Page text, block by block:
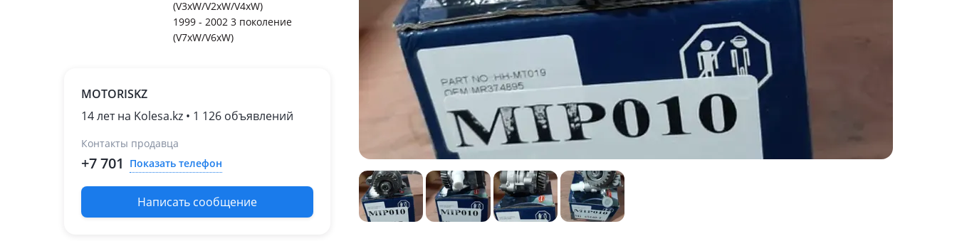
(V3xW/V2xW/V4xW)
1999 - 2002 3 поколение
(V7xW/V6xW)
MOTORISKZ
14 лет на Kolesa.kz • 1 126 объявлений
Контакты продавца
+7 701 Показать телефон
Написать сообщение